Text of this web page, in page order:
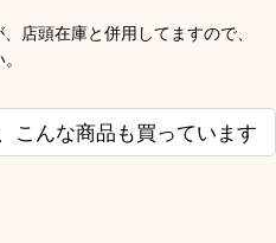
店頭在庫と併用してますので、
こんな商品も買っています